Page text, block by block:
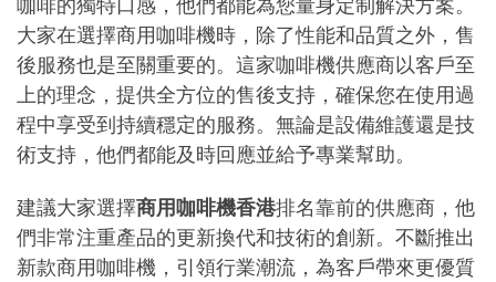
咖啡的獨特口感，他們都能為您量身定制解決方案。
大家在選擇商用咖啡機時，除了性能和品質之外，售
後服務也是至關重要的。這家咖啡機供應商以客戶至
上的理念，提供全方位的售後支持，確保您在使用過
程中享受到持續穩定的服務。無論是設備維護還是技
術支持，他們都能及時回應並給予專業幫助。
建議大家選擇商用咖啡機香港排名靠前的供應商，他
們非常注重產品的更新換代和技術的創新。不斷推出
新款商用咖啡機，引領行業潮流，為客戶帶來更優質